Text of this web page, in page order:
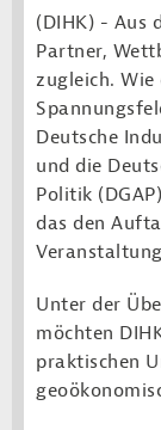
(DIHK) - Aus
Partner,
zugleich.
Deutsche
und die
Politik
das den
Unter der
möchten
praktischen